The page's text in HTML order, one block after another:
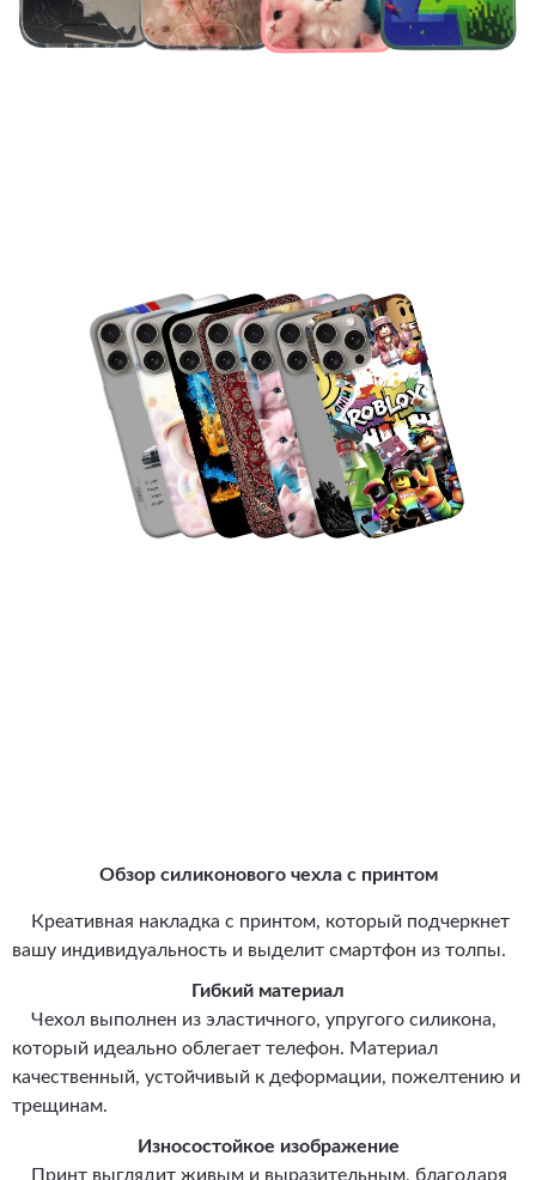
Обзор силиконового чехла с принтом
Креативная накладка с принтом, который подчеркнет
вашу индивидуальность и выделит смартфон из толпы.
Гибкий материал
Чехол выполнен из эластичного, упругого силикона,
который идеально облегает телефон. Материал
качественный, устойчивый к деформации, пожелтению и
трещинам.
Износостойкое изображение
Принт выглядит живым и выразительным, благодаря